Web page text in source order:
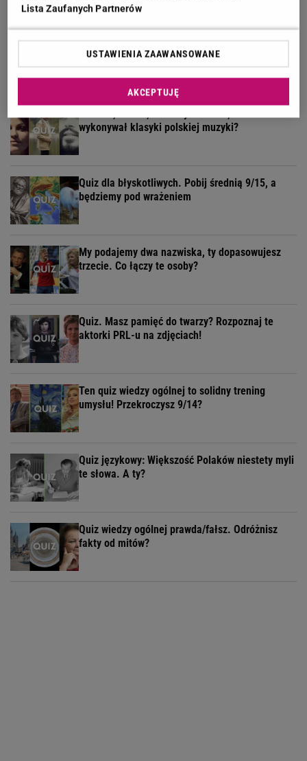
Geograficzny quiz wyłoni ekspertów. Tylko 30% z
was zdobywa komplet!
wykonywał klasyki polskiej muzyki?
Quiz dla błyskotliwych. Pobij średnią 9/15, a
będziemy pod wrażeniem
My podajemy dwa nazwiska, ty dopasowujesz
trzecie. Co łączy te osoby?
Quiz. Masz pamięć do twarzy? Rozpoznaj te
aktorki PRL-u na zdjęciach!
Ten quiz wiedzy ogólnej to solidny trening
umysłu! Przekroczysz 9/14?
Quiz językowy: Większość Polaków niestety myli
te słowa. A ty?
Quiz wiedzy ogólnej prawda/fałsz. Odróżnisz
fakty od mitów?
Lista Zaufanych Partnerów
USTAWIENIA ZAAWANSOWANE
AKCEPTUJĘ